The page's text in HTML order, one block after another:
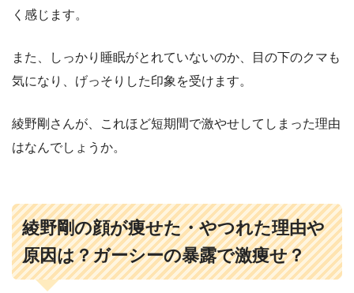
く感じます。
また、しっかり睡眠がとれていないのか、目の下のクマも
気になり、げっそりした印象を受けます。
綾野剛さんが、これほど短期間で激やせしてしまった理由
はなんでしょうか。
綾野剛の顔が痩せた・やつれた理由や
原因は？ガーシーの暴露で激痩せ？